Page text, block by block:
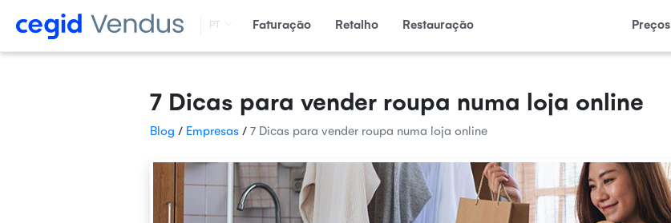
PT Faturação Retalho Restauração Preços
7 Dicas para vender roupa numa loja online
Blog / Empresas / 7 Dicas para vender roupa numa loja online